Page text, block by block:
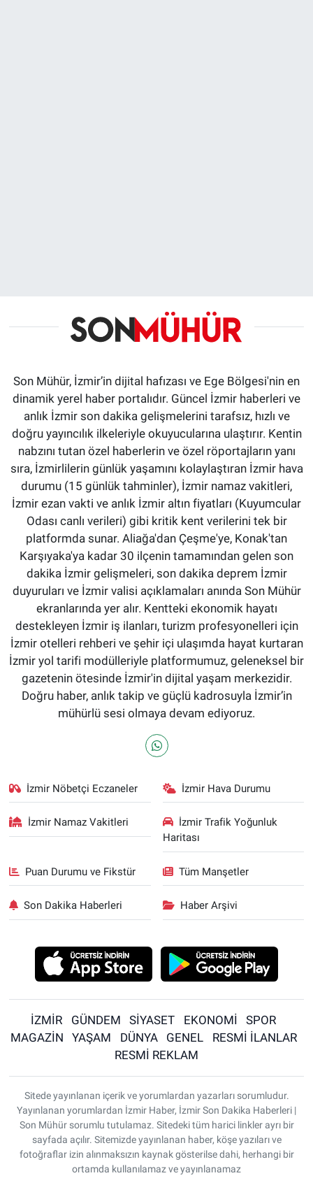
Son Mühür, İzmir’in dijital hafızası ve Ege Bölgesi'nin en
dinamik yerel haber portalıdır. Güncel İzmir haberleri ve
anlık İzmir son dakika gelişmelerini tarafsız, hızlı ve
doğru yayıncılık ilkeleriyle okuyucularına ulaştırır. Kentin
nabzını tutan özel haberlerin ve özel röportajların yanı
sıra, İzmirlilerin günlük yaşamını kolaylaştıran İzmir hava
durumu (15 günlük tahminler), İzmir namaz vakitleri,
İzmir ezan vakti ve anlık İzmir altın fiyatları (Kuyumcular
Odası canlı verileri) gibi kritik kent verilerini tek bir
platformda sunar. Aliağa'dan Çeşme'ye, Konak'tan
Karşıyaka'ya kadar 30 ilçenin tamamından gelen son
dakika İzmir gelişmeleri, son dakika deprem İzmir
duyuruları ve İzmir valisi açıklamaları anında Son Mühür
ekranlarında yer alır. Kentteki ekonomik hayatı
destekleyen İzmir iş ilanları, turizm profesyonelleri için
İzmir otelleri rehberi ve şehir içi ulaşımda hayat kurtaran
İzmir yol tarifi modülleriyle platformumuz, geleneksel bir
gazetenin ötesinde İzmir'in dijital yaşam merkezidir.
Doğru haber, anlık takip ve güçlü kadrosuyla İzmir’in
mühürlü sesi olmaya devam ediyoruz.
İzmir Nöbetçi Eczaneler İzmir Hava Durumu
İzmir Namaz Vakitleri
İzmir Trafik Yoğunluk
Haritası
Puan Durumu ve Fikstür Tüm Manşetler
Son Dakika Haberleri Haber Arşivi
İZMİR GÜNDEM SİYASET EKONOMİ
SPOR
MAGAZİN
YAŞAM DÜNYA GENEL
RESMİ İLANLAR
RESMİ REKLAM
Sitede yayınlanan içerik ve yorumlardan yazarları sorumludur.
Yayınlanan yorumlardan İzmir Haber, İzmir Son Dakika Haberleri |
Son Mühür sorumlu tutulamaz. Sitedeki tüm harici linkler ayrı bir
sayfada açılır. Sitemizde yayınlanan haber, köşe yazıları ve
fotoğraflar izin alınmaksızın kaynak gösterilse dahi, herhangi bir
ortamda kullanılamaz ve yayınlanamaz